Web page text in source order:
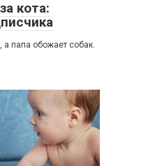
кота:
папа обожает собак.